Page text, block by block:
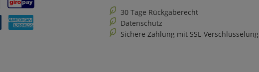
30 Tage Rückgaberecht
Datenschutz
Sichere Zahlung mit SSL-Verschlüsselung